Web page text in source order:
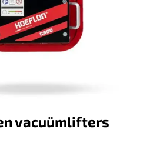
vacuümlifters